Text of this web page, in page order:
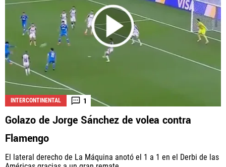
INTERCONTINENTAL 1
Golazo de Jorge Sánchez de volea contra
Flamengo
El lateral derecho de La Máquina anotó el 1 a 1 en el Derbi de las